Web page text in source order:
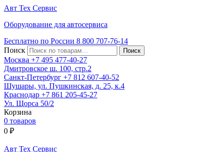
Авт Тех Сервис
Оборудование для автосервиса
Бесплатно по России 8 800 707-76-14
Поиск
Москва +7 495 477-40-27
Дмитровское ш. 100, стр.2
Санкт-Петербург +7 812 607-40-52
Шушары, ул. Пушкинская, д. 25, к.4
Краснодар +7 861 205-45-27
Ул. Щорса 50/2
Корзина
0 товаров
0 ₽
Авт Тех Сервис